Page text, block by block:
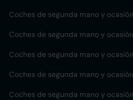
Coches de segunda mano y ocasión
Coches de segunda mano y ocasión
Coches de segunda mano y ocasión
Coches de segunda mano y ocasión
Coches de segunda mano y ocasión